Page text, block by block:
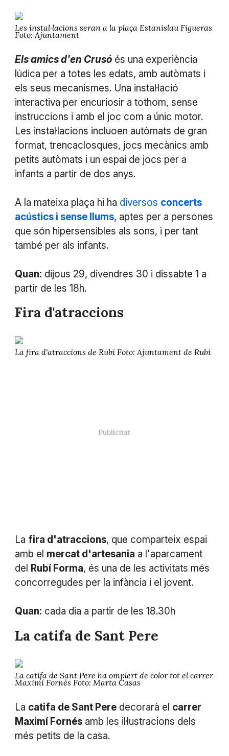
Les instal·lacions seran a la plaça Estanislau Figueras
Foto: Ajuntament
Els amics d'en Crusóés una experiència
lúdica per a totes les edats, amb autòmats i
els seus mecanismes. Una instal·lació
interactiva per encuriosir a tothom, sense
instruccions i amb el joc com a únic motor.
Les instal·lacions incluoen autòmats de gran
format, trencaclosques, jocs mecànics amb
petits autòmats i un espai de jocs per a
infants a partir de dos anys.
A la mateixa plaça hi ha diversos concerts
acústics i sense llums, aptes per a persones
que són hipersensibles als sons, i per tant
també per als infants.
Quan: dijous 29, divendres 30 i dissabte 1 a
partir de les 18h.
Fira d'atraccions
La fira d'atraccions de Rubí Foto: Ajuntament de Rubí
La fira d'atraccions, que comparteix espai
amb el mercat d'artesania a l'aparcament
del Rubí Forma, és una de les activitats més
concorregudes per la infància i el jovent.
Quan: cada dia a partir de les 18.30h
La catifa de Sant Pere
La catifa de Sant Pere ha omplert de color tot el carrer
Maximí Fornés Foto: Marta Casas
La catifa de Sant Peredecorarà el carrer
Maximí Fornésamb les il·lustracions dels
més petits de la casa.